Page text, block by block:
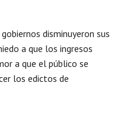
disminuyeron sus
a que los ingresos
a que el público se
los edictos de